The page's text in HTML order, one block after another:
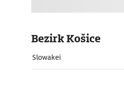
Bezirk Košice
Slowakei